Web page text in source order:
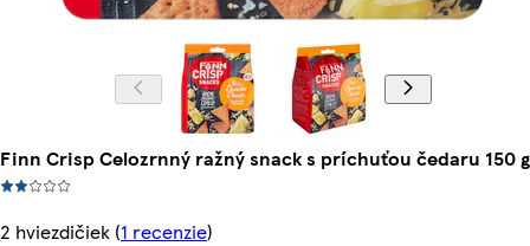
Finn Crisp Celozrnný ražný snack s príchuťou čedaru 150 g
2 hviezdičiek (1 recenzie)